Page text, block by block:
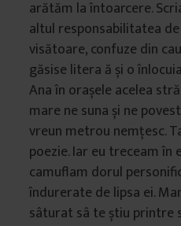
arătăm la întoarcere.
altul responsabilitatea
visătoare, confuze din
găsise litera ă și o
Ana în orașele acelea
mare ne suna și ne
vreun metrou nemțesc.
poezie. Iar eu treceam
camuflam dorul
îndurerate de lipsa ei.
sâturat sâ te știu printre